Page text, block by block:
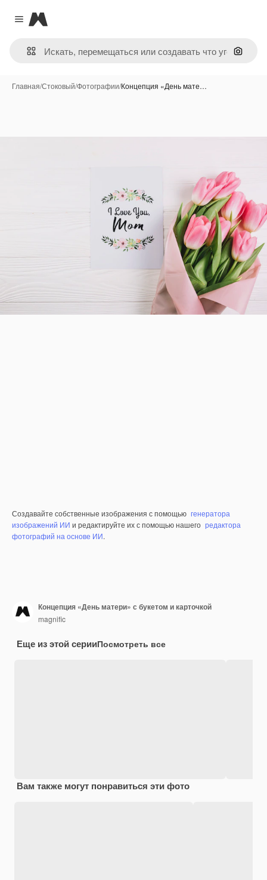
Close menu
Magnific
Поиск
Главная/Стоковый/Фотографии/Концепция «День мате…
Создавайте собственные изображения с помощью генератора
изображений ИИ и редактируйте их с помощью нашего редактора
фотографий на основе ИИ.
Концепция «День матери» с букетом и карточкой
magnific
Еще из этой серииПосмотреть все
Вам также могут понравиться эти фото